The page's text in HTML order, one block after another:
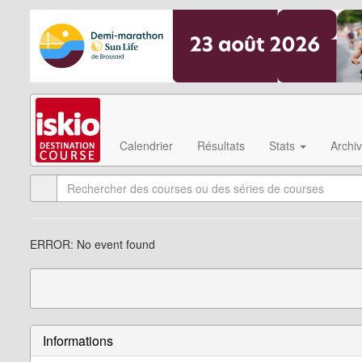
Calendrier Résultats Stats
ERROR: No event found
Informations